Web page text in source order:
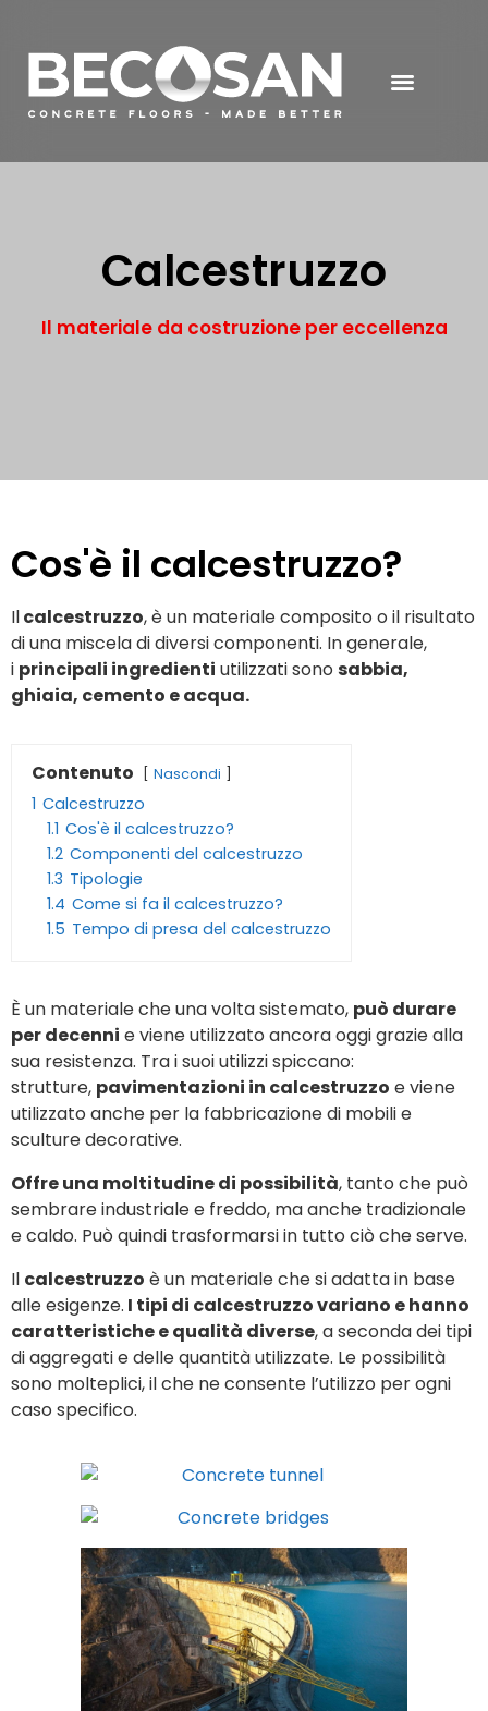
Calcestruzzo
Il materiale da costruzione per eccellenza
Cos'è il calcestruzzo?
Ilcalcestruzzo, è un materiale composito o il risultato
di una miscela di diversi componenti. In generale,
i principali ingredienti utilizzati sono sabbia,
ghiaia, cemento e acqua.
Contenuto Nascondi
1 Calcestruzzo
1.1 Cos'è il calcestruzzo?
1.2 Componenti del calcestruzzo
1.3 Tipologie
1.4 Come si fa il calcestruzzo?
1.5 Tempo di presa del calcestruzzo
È un materiale che una volta sistemato, può durare
per decenni e viene utilizzato ancora oggi grazie alla
sua resistenza. Tra i suoi utilizzi spiccano:
strutture, pavimentazioni in calcestruzzo e viene
utilizzato anche per la fabbricazione di mobili e
sculture decorative.
Offre una moltitudine di possibilità, tanto che può
sembrare industriale e freddo, ma anche tradizionale
e caldo. Può quindi trasformarsi in tutto ciò che serve.
Il calcestruzzo è un materiale che si adatta in base
alle esigenze. I tipi di calcestruzzo variano e hanno
caratteristiche e qualità diverse, a seconda dei tipi
di aggregati e delle quantità utilizzate. Le possibilità
sono molteplici, il che ne consente l’utilizzo per ogni
caso specifico.